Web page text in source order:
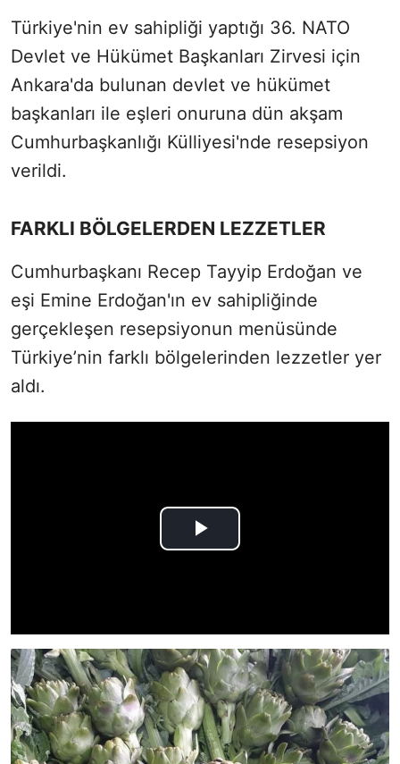
Türkiye'nin ev sahipliği yaptığı 36.⁠ NATO
Devlet ve Hükümet Başkanları Zirvesi için
Ankara'da bulunan devlet ve hükümet
başkanları ile eşleri onuruna dün akşam
Cumhurbaşkanlığı Külliyesi'nde resepsiyon
verildi.
FARKLI BÖLGELERDEN LEZZETLER
Cumhurbaşkanı Recep Tayyip Erdoğan ve
eşi Emine Erdoğan'ın ev sahipliğinde
gerçekleşen resepsiyonun menüsünde
Türkiye’nin farklı bölgelerinden lezzetler yer
aldı.